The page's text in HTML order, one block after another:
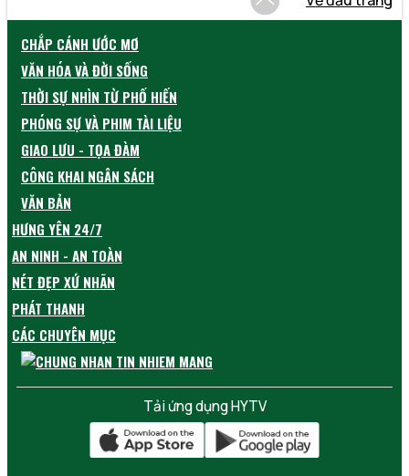
CHẮP CÁNH ƯỚC MƠ
VĂN HÓA VÀ ĐỜI SỐNG
THỜI SỰ NHÌN TỪ PHỐ HIẾN
PHÓNG SỰ VÀ PHIM TÀI LIỆU
GIAO LƯU - TỌA ĐÀM
CÔNG KHAI NGÂN SÁCH
VĂN BẢN
HƯNG YÊN 24/7
AN NINH - AN TOÀN
NÉT ĐẸP XỨ NHÃN
PHÁT THANH
CÁC CHUYÊN MỤC
Tải ứng dụng HYTV